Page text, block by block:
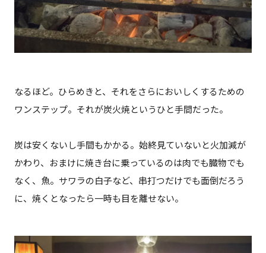
なるほど。ひらめきと、それをさらにおいしくするための
ワンステップ。それが炭火焼というひと手間だった。
炭は安くないし手間もかかる。始終見ていないと火加減が
かわり、おまけに焼き台に乗っているのは肉でも臓物でも
なく、魚。サワラの白子など、串打つだけでも面倒だろう
に、焼くとなったら一時も目を離せない。